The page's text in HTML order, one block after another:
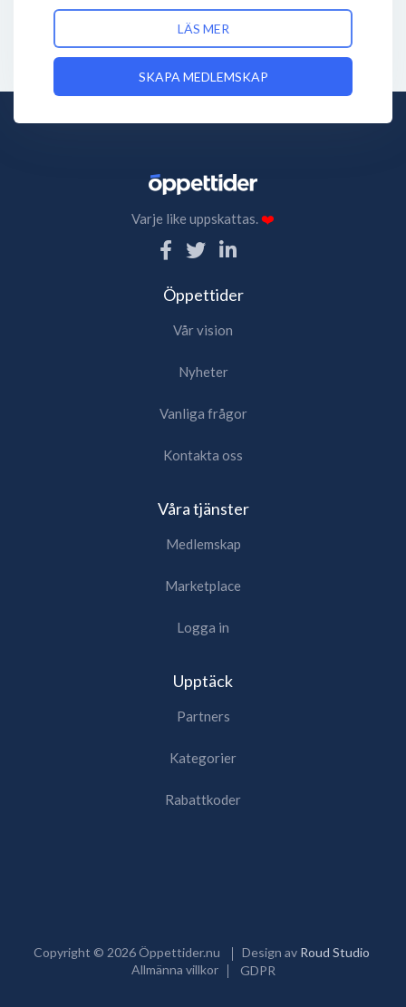
LÄS MER
SKAPA MEDLEMSKAP
Varje like uppskattas.❤️
Öppettider
Vår vision
Nyheter
Vanliga frågor
Kontakta oss
Våra tjänster
Medlemskap
Marketplace
Logga in
Upptäck
Partners
Kategorier
Rabattkoder
Copyright © 2026Öppettider.nu Design av Roud Studio
Allmänna villkor
GDPR